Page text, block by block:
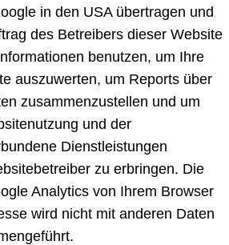
in den USA übertragen und
des Betreibers dieser Website
benutzen, um Ihre
auszuwerten, um Reports über
zusammenzustellen und um
und der
Dienstleistungen
zu erbringen. Die
Analytics von Ihrem Browser
wird nicht mit anderen Daten